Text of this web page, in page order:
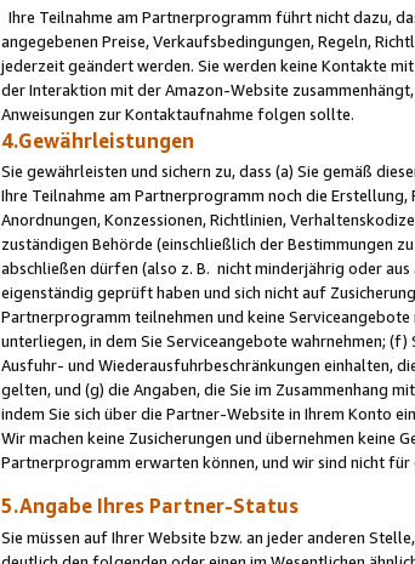
Ihre Teilnahme am Partnerprogramm führt nicht dazu,
angegebenen Preise, Verkaufsbedingungen, Regeln,
jederzeit geändert werden. Sie werden keine Kontakte
der Interaktion mit der Amazon-Website
Anweisungen zur Kontaktaufnahme folgen sollte.
4.Gewährleistungen
Sie gewährleisten und sichern zu, dass (a) Sie gemäß
Ihre Teilnahme am Partnerprogramm noch die
Anordnungen, Konzessionen, Richtlinien,
zuständigen Behörde (einschließlich der Bestimmungen
abschließen dürfen (also z. B. nicht minderjährig oder
eigenständig geprüft haben und sich nicht auf
Partnerprogramm teilnehmen und keine
unterliegen, in dem Sie Serviceangebote wahrnehmen;
Ausfuhr- und Wiederausfuhrbeschränkungen einhalten,
gelten, und (g) die Angaben, die Sie im Zusammenhang
indem Sie sich über die Partner-Website in Ihrem Konto
Wir machen keine Zusicherungen und übernehmen keine
Partnerprogramm erwarten können, und wir sind nicht
5.Angabe Ihres Partner-Status
Sie müssen auf Ihrer Website bzw. an jeder anderen